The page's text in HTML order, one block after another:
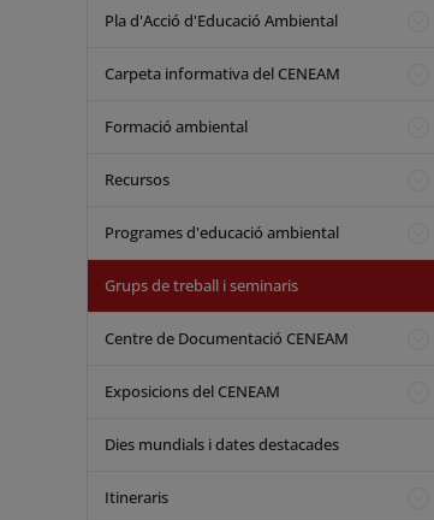
Pla d'Acció d'Educació Ambiental
Carpeta informativa del CENEAM
Formació ambiental
Recursos
Programes d'educació ambiental
Grups de treball i seminaris
Centre de Documentació CENEAM
Exposicions del CENEAM
Dies mundials i dates destacades
Itineraris